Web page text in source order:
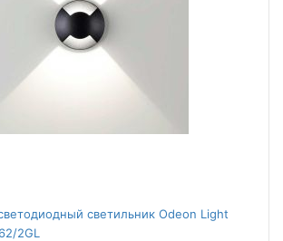
светильник Odeon Light
2GL